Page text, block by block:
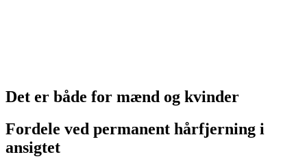
Det er både for mænd og kvinder
Fordele ved permanent hårfjerning i
ansigtet